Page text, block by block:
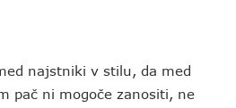
najstniki v stilu, da med
pač ni mogoče zanositi, ne